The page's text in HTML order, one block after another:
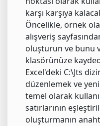
karşı karşıya
Öncelikle, örnek
alışveriş
oluşturun ve bunu
klasörünüze
Excel'deki C:\Jts
düzenlemek ve
temel olarak
satırlarının
oluşturmanın